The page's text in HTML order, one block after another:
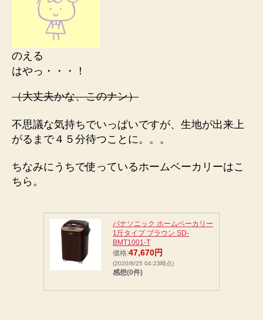
のえる
はやっ・・・！
（大丈夫かな、このナン）
不思議な気持ちでいっぱいですが、生地が出来上
がるまで４５分待つことに。。。
ちなみにうちで使っているホームベーカリーはこ
ちら。
パナソニック ホームベーカリー
1斤タイプ ブラウン SD-
BMT1001-T
価格:47,670円
(2020/8/25 04:23時点)
感想(0件)